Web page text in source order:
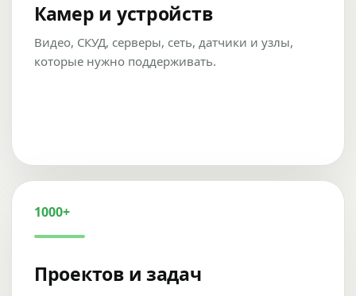
Камер и устройств
Видео, СКУД, серверы, сеть, датчики и узлы,
которые нужно поддерживать.
1000+
Проектов и задач